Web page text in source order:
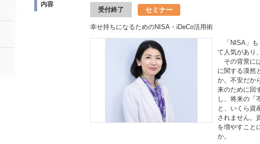
内容
受付終了 セミナー
幸せ持ちになるためのNISA・iDeCo活用術
「NISA」も
て人気があり
その背景に
に関する漠然
か。不安だか
来のために回
し、将来の「
と、いくら資
されません。
を増やすこと
か。